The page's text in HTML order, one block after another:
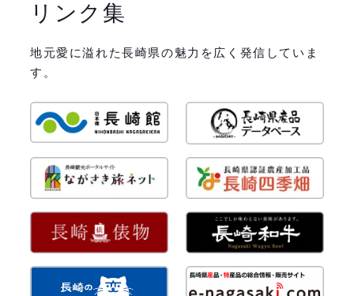
リンク集
地元愛に溢れた長崎県の魅力を広く発信していま
す。